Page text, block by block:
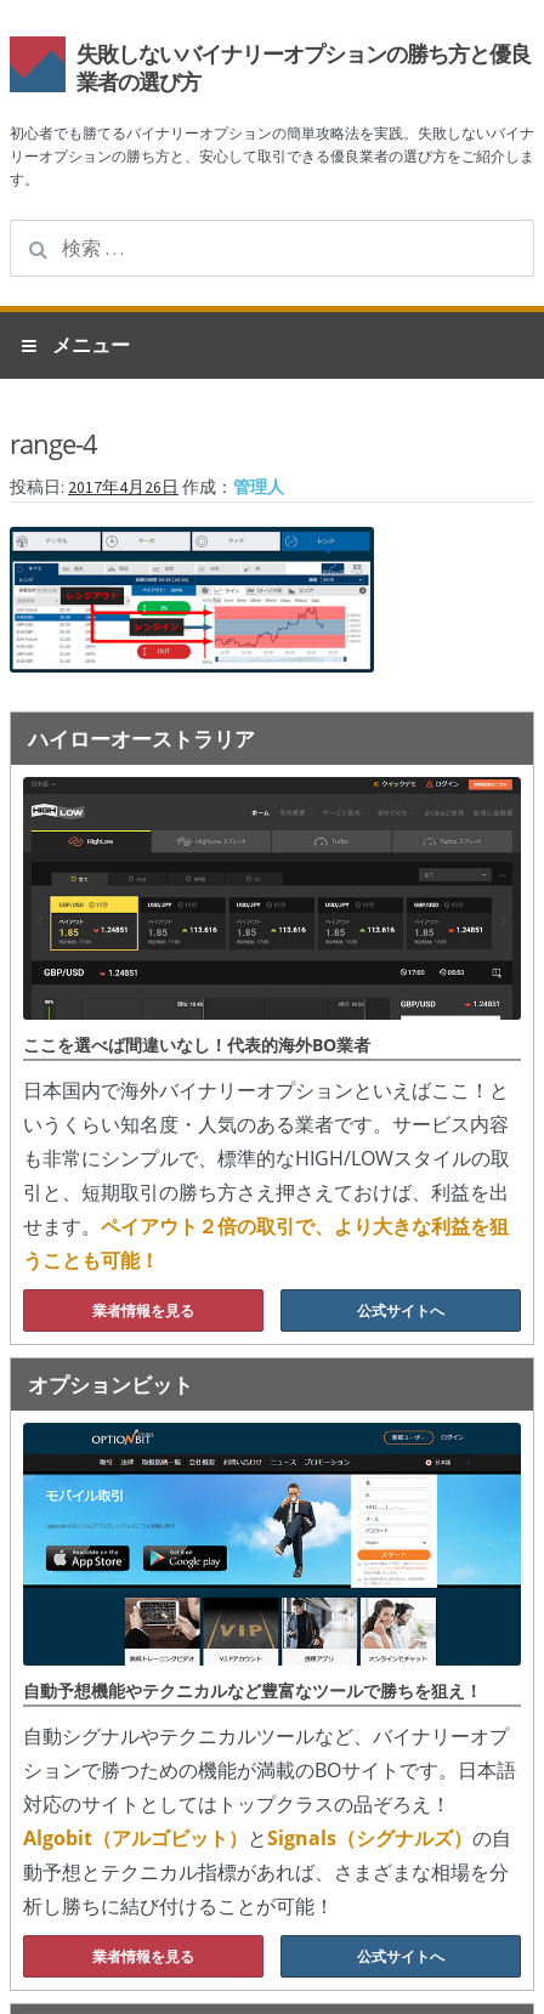
失敗しないバイナリーオプションの勝ち方と優良
業者の選び方
初心者でも勝てるバイナリーオプションの簡単攻略法を実践。失敗しないバイナ
リーオプションの勝ち方と、安心して取引できる優良業者の選び方をご紹介しま
す。
ナ
ビ
ゲ
シ
ン
へ
ス
キ
ッ
プ
コ
ン
テ
ツ
ス
キ
ッ
プ
メニュー
業者一覧
ハイローオーストラリア
オプションビット
ファイブスターズオプション
初心者講座
基本ルール・取引のしかた
トレンドを見極める
トレンド順張りで勝つ方法
逆張りと相場変動のしくみ
シグナルはダマシに注意
負けそうなときは損切り
攻略法まとめ
ローソク足チャート
移動平均線
トレンド順張り
MACD
RSI
ボリンジャーバンド
ストラテジーアドバイザー
スポットフォロー
トレーダーズ・チョイス
スプレッド取引
アルゴビット
シグナルズ
詐欺・ステマなどBO裏話
ステマに注意！
２ちゃんまとめ風の詐欺サイト
用語集
range-4
投稿日: 2017年4月26日 作成： 管理人
ハイローオーストラリア
ここを選べば間違いなし！代表的海外BO業者
日本国内で海外バイナリーオプションといえばここ！と
いうくらい知名度・人気のある業者です。サービス内容
も非常にシンプルで、標準的なHIGH/LOWスタイルの取
引と、短期取引の勝ち方さえ押さえておけば、利益を出
せます。 ペイアウト２倍の取引で、より大きな利益を狙
うことも可能！
業者情報を見る 公式サイトへ
オプションビット
自動予想機能やテクニカルなど豊富なツールで勝ちを狙え！
自動シグナルやテクニカルツールなど、バイナリーオプ
ションで勝つための機能が満載のBOサイトです。日本語
対応のサイトとしてはトップクラスの品ぞろえ！
Algobit（アルゴビット） とSignals（シグナルズ） の自
動予想とテクニカル指標があれば、さまざまな相場を分
析し勝ちに結び付けることが可能！
業者情報を見る 公式サイトへ